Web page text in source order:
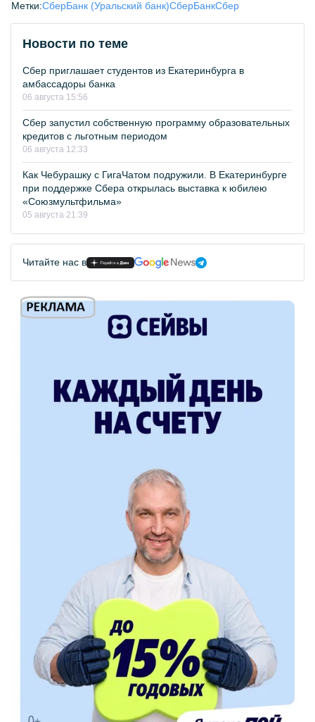
Метки:СберБанк (Уральский банк)СберБанкСбер
Новости по теме
Сбер приглашает студентов из Екатеринбурга в
амбассадоры банка
06 августа 15:56
Сбер запустил собственную программу образовательных
кредитов с льготным периодом
06 августа 12:33
Как Чебурашку с ГигаЧатом подружили. В Екатеринбурге
при поддержке Сбера открылась выставка к юбилею
«Союзмультфильма»
05 августа 21:39
Читайте нас в